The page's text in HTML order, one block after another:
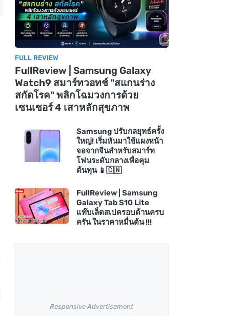
FULL REVIEW
FullReview | Samsung Galaxy
Watch9 สมาร์ทวอทช์ "สแกนร่าง
สกัดโรค" พลิกโฉมวงการด้วย
เซนเซอร์ 4 เสาหลักสุขภาพ
Samsung ปรับกลยุทธ์ครั้ง
ใหญ่! เริ่มหันมาใช้แผงหน้า
จอจากจีนสำหรับสมาร์ท
โฟนระดับกลางเพื่อคุม
ต้นทุน 📱🇨🇳
FullReview | Samsung
Galaxy Tab S10 Lite
แท๊บเล็ตสเปครอบด้านครบ
ครัน ในราคาหมื่นต้น !!!
Responsive Advertisement